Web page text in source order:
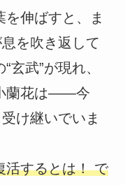
伸ばすと、ま
を吹き返して
玄武”が現れ、
蘭花は――今
け継いでいま
活するとは！ で